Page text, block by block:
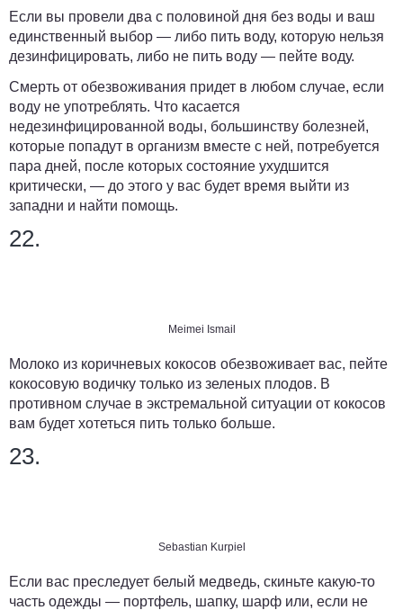
Если вы провели два с половиной дня без воды и ваш
единственный выбор — либо пить воду, которую нельзя
дезинфицировать, либо не пить воду — пейте воду.
Смерть от обезвоживания придет в любом случае, если
воду не употреблять. Что касается
недезинфицированной воды, большинству болезней,
которые попадут в организм вместе с ней, потребуется
пара дней, после которых состояние ухудшится
критически, — до этого у вас будет время выйти из
западни и найти помощь.
22.
Meimei Ismail
Молоко из коричневых кокосов обезвоживает вас, пейте
кокосовую водичку только из зеленых плодов. В
противном случае в экстремальной ситуации от кокосов
вам будет хотеться пить только больше.
23.
Sebastian Kurpiel
Если вас преследует белый медведь, скиньте какую-то
часть одежды — портфель, шапку, шарф или, если не